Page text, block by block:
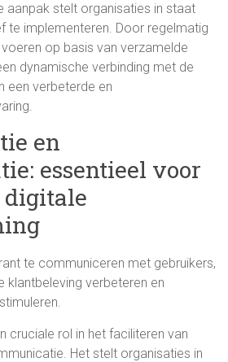
aanpak stelt organisaties in staat
te implementeren. Door regelmatig
op basis van verzamelde
dynamische verbinding met de
een verbeterde en
en
essentieel voor
digitale
te communiceren met gebruikers,
klantbeleving verbeteren en
cruciale rol in het faciliteren van
Het stelt organisaties in